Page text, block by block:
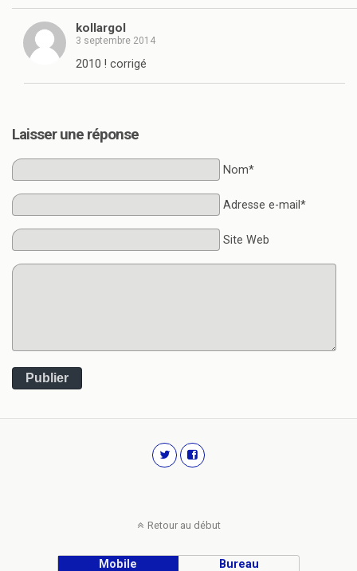
kollargol
3 septembre 2014
2010 ! corrigé
Laisser une réponse
Nom*
Adresse e-mail*
Site Web
Publier
Retour au début
Mobile Bureau